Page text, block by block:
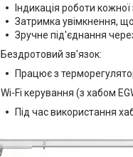
Індикація роботи кожної
Затримка увімкнення,
Зручне під'єднання
Бездротовий зв'язок:
Працює з
Wi-Fi керування (з хабом
Під час використання